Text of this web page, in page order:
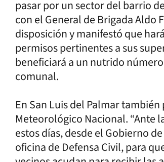
pasar por un sector del barrio
con el General de Brigada Aldo
disposición y manifestó que
permisos pertinentes a sus
beneficiará a un nutrido
comunal.
En San Luis del Palmar
Meteorológico Nacional. “Ante
estos días, desde el Gobierno
oficina de Defensa Civil, para